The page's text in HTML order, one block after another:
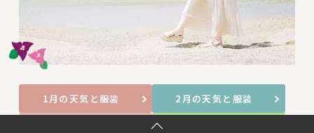
1月の天気と服装 2月の天気と服装